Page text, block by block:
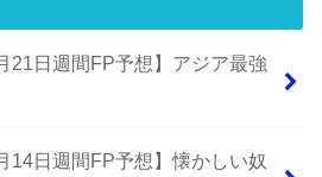
21日週間FP予想】アジア最強
14日週間FP予想】懐かしい奴